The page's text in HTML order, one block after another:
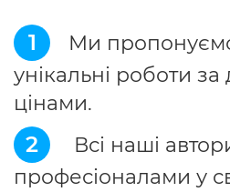
1
Ми пропонуємо
унікальні роботи
цінами.
2
Всі наші
професіоналами у